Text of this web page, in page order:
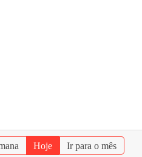
Hoje Ir para o mês